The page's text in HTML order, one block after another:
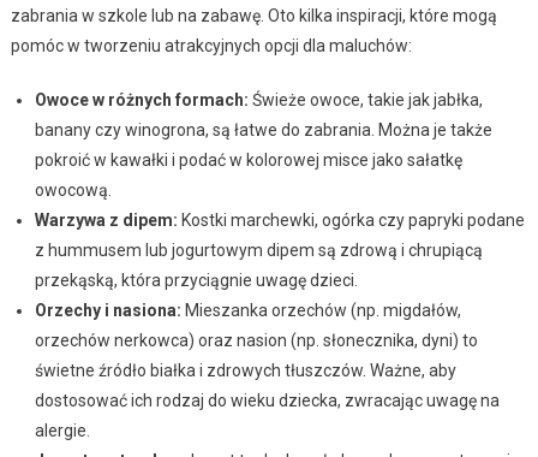
zabrania w szkole lub na zabawę. Oto kilka inspiracji, które mogą
pomóc w tworzeniu atrakcyjnych opcji dla maluchów:
Owoce w różnych formach: Świeże owoce, takie jak jabłka,
banany czy winogrona, są łatwe do zabrania. Można je także
pokroić w kawałki i podać w kolorowej misce jako sałatkę
owocową.
Warzywa z dipem: Kostki marchewki, ogórka czy papryki podane
z hummusem lub jogurtowym dipem są zdrową i chrupiącą
przekąską, która przyciągnie uwagę dzieci.
Orzechy i nasiona: Mieszanka orzechów (np. migdałów,
orzechów nerkowca) oraz nasion (np. słonecznika, dyni) to
świetne źródło białka i zdrowych tłuszczów. Ważne, aby
dostosować ich rodzaj do wieku dziecka, zwracając uwagę na
alergie.